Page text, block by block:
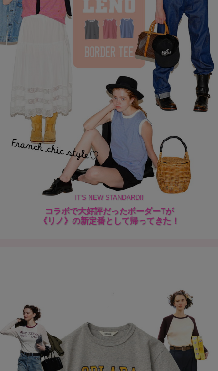
IT’S NEW STANDARD!!
コラボで大好評だったボーダーTが
《リノ》の新定番として帰ってきた！